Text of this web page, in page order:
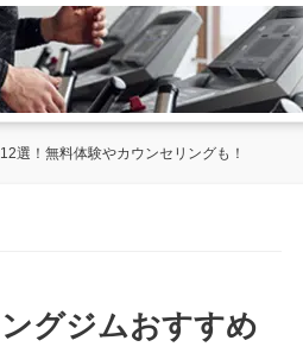
選！無料体験やカウンセリングも！
グジムおすすめ